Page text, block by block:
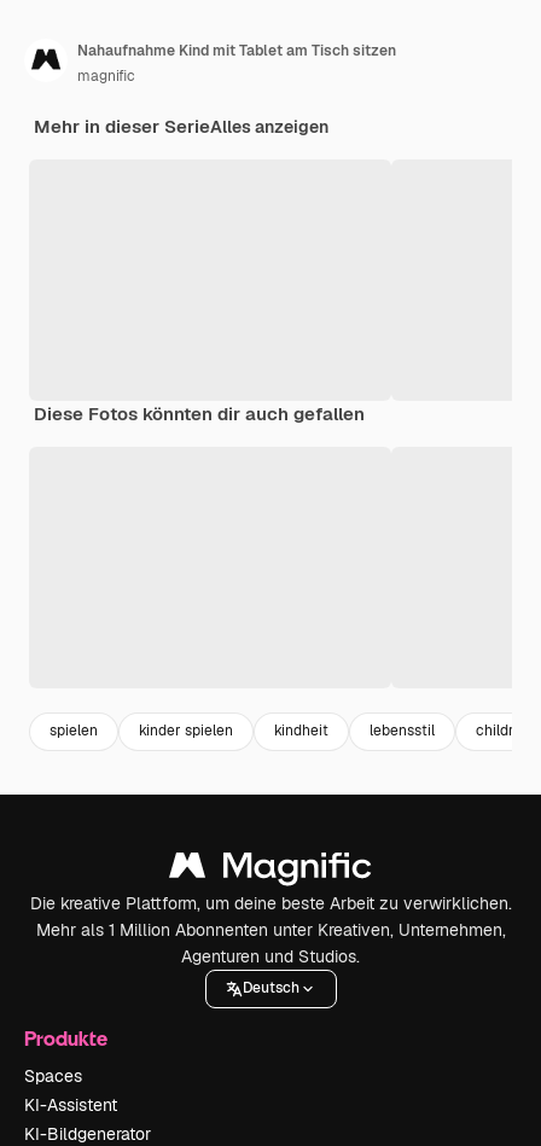
Nahaufnahme Kind mit Tablet am Tisch sitzen
magnific
Mehr in dieser SerieAlles anzeigen
Diese Fotos könnten dir auch gefallen
spielen kinder spielen kindheit lebensstil children
Die kreative Plattform, um deine beste Arbeit zu verwirklichen.
Mehr als 1 Million Abonnenten unter Kreativen, Unternehmen,
Agenturen und Studios.
Deutsch
Produkte
Spaces
KI-Assistent
KI-Bildgenerator